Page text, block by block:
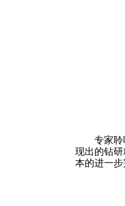
专家
现出的钻
本的进一步